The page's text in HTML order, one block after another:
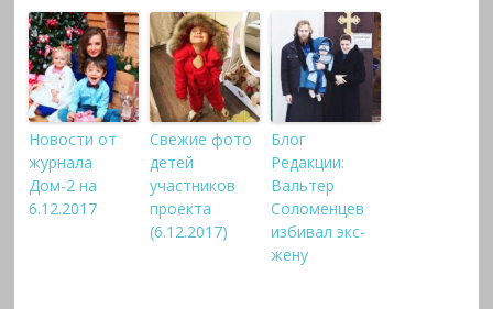
Новости от
журнала
Дом-2 на
6.12.2017
Свежие фото
детей
участников
проекта
(6.12.2017)
Блог
Редакции:
Вальтер
Соломенцев
избивал экс-
жену